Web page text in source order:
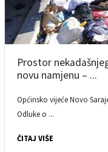
Prostor
novu namjenu – ...
Općinsko vijeće Novo
Odluke o ...
ČITAJ VIŠE